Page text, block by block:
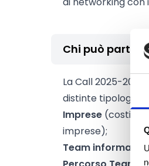
Chi può
La Call 2025-2026
distinte tipologie
Imprese
imprese);
Team informali